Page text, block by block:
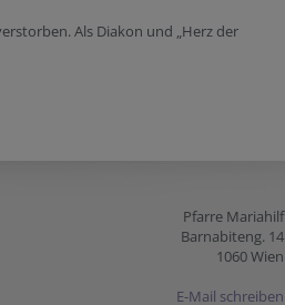
Als Diakon und „Herz der
Pfarre Mariahilf
Barnabiteng. 14
1060 Wien
E-Mail schreiben